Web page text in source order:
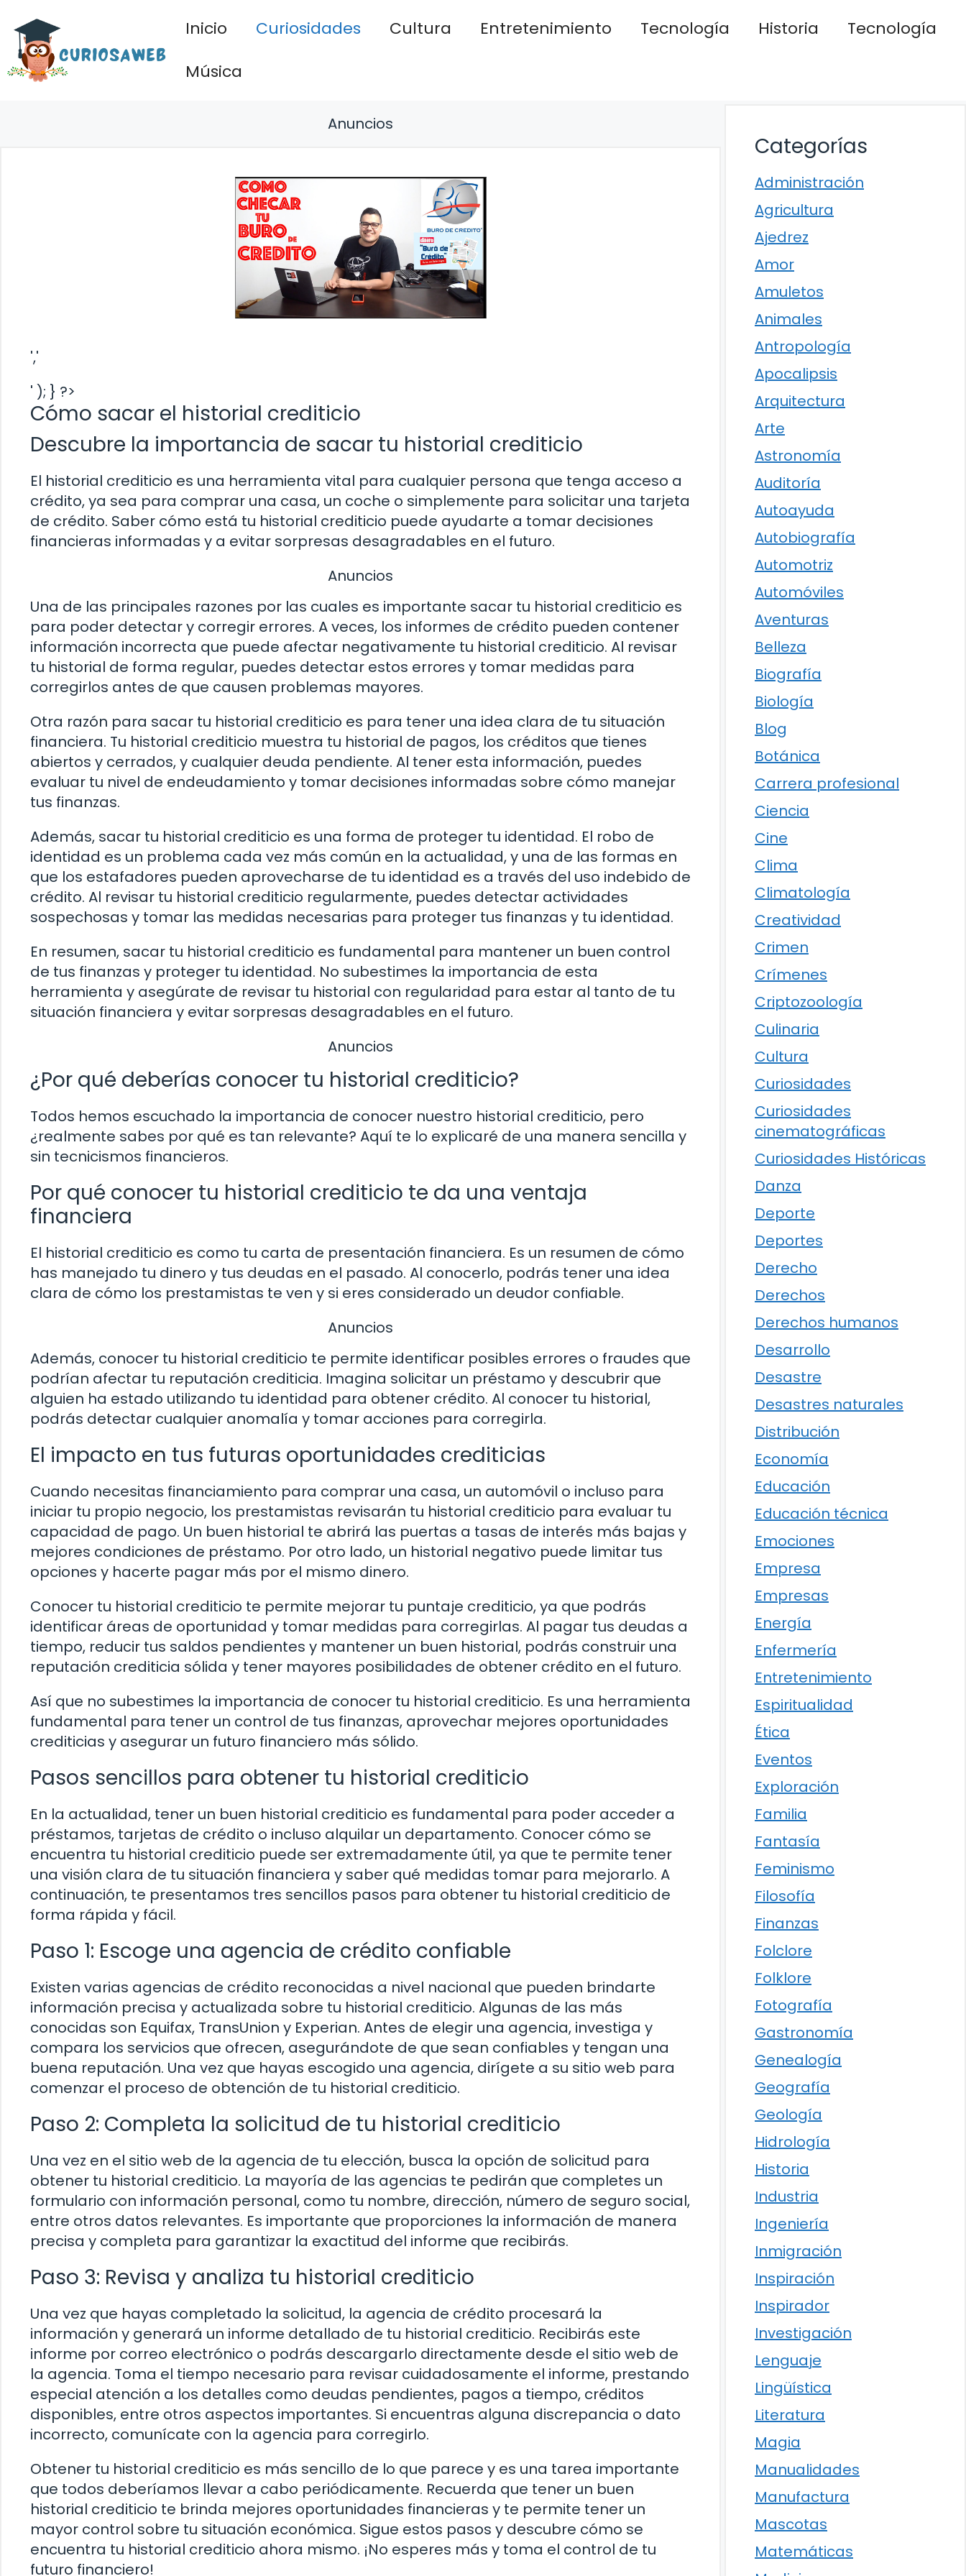
contenido
Inicio Curiosidades Cultura Entretenimiento Tecnología Historia
Tecnología
Música
Anuncios
','
' ); } ?>
Cómo sacar el historial crediticio
Descubre la importancia de sacar tu historial crediticio
El historial crediticio es una herramienta vital para cualquier persona que tenga acceso a
crédito, ya sea para comprar una casa, un coche o simplemente para solicitar una tarjeta
de crédito. Saber cómo está tu historial crediticio puede ayudarte a tomar decisiones
financieras informadas y a evitar sorpresas desagradables en el futuro.
Anuncios
Una de las principales razones por las cuales es importante sacar tu historial crediticio es
para poder detectar y corregir errores. A veces, los informes de crédito pueden contener
información incorrecta que puede afectar negativamente tu historial crediticio. Al revisar
tu historial de forma regular, puedes detectar estos errores y tomar medidas para
corregirlos antes de que causen problemas mayores.
Otra razón para sacar tu historial crediticio es para tener una idea clara de tu situación
financiera. Tu historial crediticio muestra tu historial de pagos, los créditos que tienes
abiertos y cerrados, y cualquier deuda pendiente. Al tener esta información, puedes
evaluar tu nivel de endeudamiento y tomar decisiones informadas sobre cómo manejar
tus finanzas.
Además, sacar tu historial crediticio es una forma de proteger tu identidad. El robo de
identidad es un problema cada vez más común en la actualidad, y una de las formas en
que los estafadores pueden aprovecharse de tu identidad es a través del uso indebido de
crédito. Al revisar tu historial crediticio regularmente, puedes detectar actividades
sospechosas y tomar las medidas necesarias para proteger tus finanzas y tu identidad.
En resumen, sacar tu historial crediticio es fundamental para mantener un buen control
de tus finanzas y proteger tu identidad. No subestimes la importancia de esta
herramienta y asegúrate de revisar tu historial con regularidad para estar al tanto de tu
situación financiera y evitar sorpresas desagradables en el futuro.
Anuncios
¿Por qué deberías conocer tu historial crediticio?
Todos hemos escuchado la importancia de conocer nuestro historial crediticio, pero
¿realmente sabes por qué es tan relevante? Aquí te lo explicaré de una manera sencilla y
sin tecnicismos financieros.
Por qué conocer tu historial crediticio te da una ventaja
financiera
El historial crediticio es como tu carta de presentación financiera. Es un resumen de cómo
has manejado tu dinero y tus deudas en el pasado. Al conocerlo, podrás tener una idea
clara de cómo los prestamistas te ven y si eres considerado un deudor confiable.
Anuncios
Además, conocer tu historial crediticio te permite identificar posibles errores o fraudes que
podrían afectar tu reputación crediticia. Imagina solicitar un préstamo y descubrir que
alguien ha estado utilizando tu identidad para obtener crédito. Al conocer tu historial,
podrás detectar cualquier anomalía y tomar acciones para corregirla.
El impacto en tus futuras oportunidades crediticias
Cuando necesitas financiamiento para comprar una casa, un automóvil o incluso para
iniciar tu propio negocio, los prestamistas revisarán tu historial crediticio para evaluar tu
capacidad de pago. Un buen historial te abrirá las puertas a tasas de interés más bajas y
mejores condiciones de préstamo. Por otro lado, un historial negativo puede limitar tus
opciones y hacerte pagar más por el mismo dinero.
Conocer tu historial crediticio te permite mejorar tu puntaje crediticio, ya que podrás
identificar áreas de oportunidad y tomar medidas para corregirlas. Al pagar tus deudas a
tiempo, reducir tus saldos pendientes y mantener un buen historial, podrás construir una
reputación crediticia sólida y tener mayores posibilidades de obtener crédito en el futuro.
Así que no subestimes la importancia de conocer tu historial crediticio. Es una herramienta
fundamental para tener un control de tus finanzas, aprovechar mejores oportunidades
crediticias y asegurar un futuro financiero más sólido.
Pasos sencillos para obtener tu historial crediticio
En la actualidad, tener un buen historial crediticio es fundamental para poder acceder a
préstamos, tarjetas de crédito o incluso alquilar un departamento. Conocer cómo se
encuentra tu historial crediticio puede ser extremadamente útil, ya que te permite tener
una visión clara de tu situación financiera y saber qué medidas tomar para mejorarlo. A
continuación, te presentamos tres sencillos pasos para obtener tu historial crediticio de
forma rápida y fácil.
Paso 1: Escoge una agencia de crédito confiable
Existen varias agencias de crédito reconocidas a nivel nacional que pueden brindarte
información precisa y actualizada sobre tu historial crediticio. Algunas de las más
conocidas son Equifax, TransUnion y Experian. Antes de elegir una agencia, investiga y
compara los servicios que ofrecen, asegurándote de que sean confiables y tengan una
buena reputación. Una vez que hayas escogido una agencia, dirígete a su sitio web para
comenzar el proceso de obtención de tu historial crediticio.
Paso 2: Completa la solicitud de tu historial crediticio
Una vez en el sitio web de la agencia de tu elección, busca la opción de solicitud para
obtener tu historial crediticio. La mayoría de las agencias te pedirán que completes un
formulario con información personal, como tu nombre, dirección, número de seguro social,
entre otros datos relevantes. Es importante que proporciones la información de manera
precisa y completa para garantizar la exactitud del informe que recibirás.
Paso 3: Revisa y analiza tu historial crediticio
Una vez que hayas completado la solicitud, la agencia de crédito procesará la
información y generará un informe detallado de tu historial crediticio. Recibirás este
informe por correo electrónico o podrás descargarlo directamente desde el sitio web de
la agencia. Toma el tiempo necesario para revisar cuidadosamente el informe, prestando
especial atención a los detalles como deudas pendientes, pagos a tiempo, créditos
disponibles, entre otros aspectos importantes. Si encuentras alguna discrepancia o dato
incorrecto, comunícate con la agencia para corregirlo.
Obtener tu historial crediticio es más sencillo de lo que parece y es una tarea importante
que todos deberíamos llevar a cabo periódicamente. Recuerda que tener un buen
historial crediticio te brinda mejores oportunidades financieras y te permite tener un
mayor control sobre tu situación económica. Sigue estos pasos y descubre cómo se
encuentra tu historial crediticio ahora mismo. ¡No esperes más y toma el control de tu
futuro financiero!
Categorías
Administración
Agricultura
Ajedrez
Amor
Amuletos
Animales
Antropología
Apocalipsis
Arquitectura
Arte
Astronomía
Auditoría
Autoayuda
Autobiografía
Automotriz
Automóviles
Aventuras
Belleza
Biografía
Biología
Blog
Botánica
Carrera profesional
Ciencia
Cine
Clima
Climatología
Creatividad
Crimen
Crímenes
Criptozoología
Culinaria
Cultura
Curiosidades
Curiosidades
cinematográficas
Curiosidades Históricas
Danza
Deporte
Deportes
Derecho
Derechos
Derechos humanos
Desarrollo
Desastre
Desastres naturales
Distribución
Economía
Educación
Educación técnica
Emociones
Empresa
Empresas
Energía
Enfermería
Entretenimiento
Espiritualidad
Ética
Eventos
Exploración
Familia
Fantasía
Feminismo
Filosofía
Finanzas
Folclore
Folklore
Fotografía
Gastronomía
Genealogía
Geografía
Geología
Hidrología
Historia
Industria
Ingeniería
Inmigración
Inspiración
Inspirador
Investigación
Lenguaje
Lingüística
Literatura
Magia
Manualidades
Manufactura
Mascotas
Matemáticas